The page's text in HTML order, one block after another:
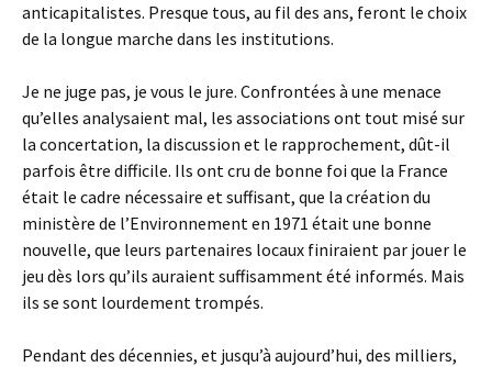
anticapitalistes. Presque tous, au fil des ans, feront le choix
de la longue marche dans les institutions.
Je ne juge pas, je vous le jure. Confrontées à une menace
qu’elles analysaient mal, les associations ont tout misé sur
la concertation, la discussion et le rapprochement, dût-il
parfois être difficile. Ils ont cru de bonne foi que la France
était le cadre nécessaire et suffisant, que la création du
ministère de l’Environnement en 1971 était une bonne
nouvelle, que leurs partenaires locaux finiraient par jouer le
jeu dès lors qu’ils auraient suffisamment été informés. Mais
ils se sont lourdement trompés.
Pendant des décennies, et jusqu’à aujourd’hui, des milliers,